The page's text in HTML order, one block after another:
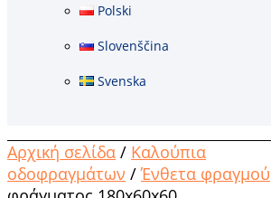
Polski
Slovenščina
Svenska
Αρχική σελίδα / Καλούπια
οδοφραγμάτων /Ένθετα φραγμού